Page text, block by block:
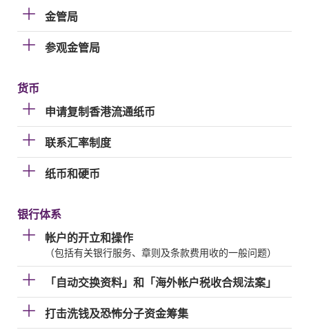
金管局
参观金管局
货币
申请复制香港流通纸币
联系汇率制度
纸币和硬币
银行体系
帐户的开立和操作
（包括有关银行服务、章则及条款费用收的一般问题）
「自动交换资料」和「海外帐户税收合规法案」
打击洗钱及恐怖分子资金筹集